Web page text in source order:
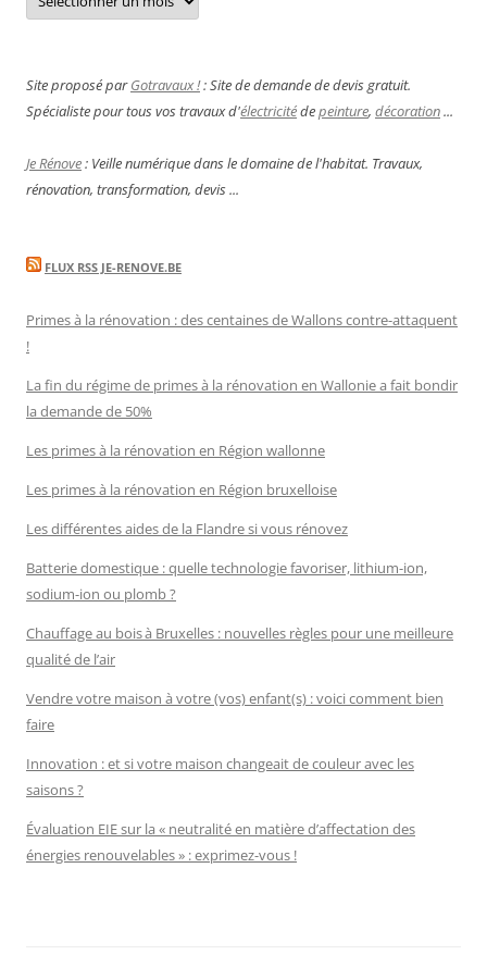
Site proposé parGotravaux !: Site de demande de devis gratuit.
Spécialiste pour tous vos travaux d'électricitédepeinture, décoration...
Je Rénove: Veille numérique dans le domaine de l'habitat. Travaux,
rénovation, transformation, devis ...
FLUX RSS JE-RENOVE.BE
Primes à la rénovation : des centaines de Wallons contre-attaquent
!
La fin du régime de primes à la rénovation en Wallonie a fait bondir
la demande de 50%
Les primes à la rénovation en Région wallonne
Les primes à la rénovation en Région bruxelloise
Les différentes aides de la Flandre si vous rénovez
Batterie domestique : quelle technologie favoriser, lithium-ion,
sodium-ion ou plomb ?
Chauffage au bois à Bruxelles : nouvelles règles pour une meilleure
qualité de l’air
Vendre votre maison à votre (vos) enfant(s) : voici comment bien
faire
Innovation : et si votre maison changeait de couleur avec les
saisons ?
Évaluation EIE sur la « neutralité en matière d’affectation des
énergies renouvelables » : exprimez-vous !